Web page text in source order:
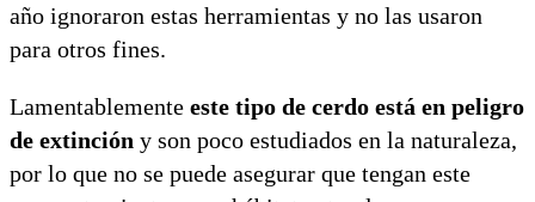
año ignoraron estas herramientas y no las usaron
para otros fines.
Lamentablemente este tipo de cerdo está en peligro
de extinción y son poco estudiados en la naturaleza,
por lo que no se puede asegurar que tengan este